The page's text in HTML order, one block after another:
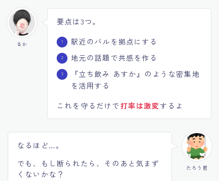
るか
要点は3つ。
駅近のバルを拠点にする
地元の話題で共感を作る
『立ち飲み あすか』のような密集地
を活用する
これを守るだけで打率は激変するよ
たろう君
なるほど…。
でも、もし断られたら、そのあと気まず
くないかな？